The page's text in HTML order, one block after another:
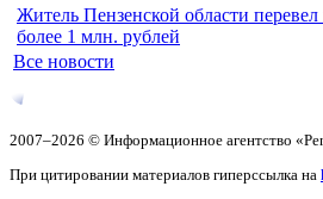
Житель Пензенской области
более 1 млн. рублей
Все новости
2007–2026 © Информационное агентство
При цитировании материалов гиперссылка на